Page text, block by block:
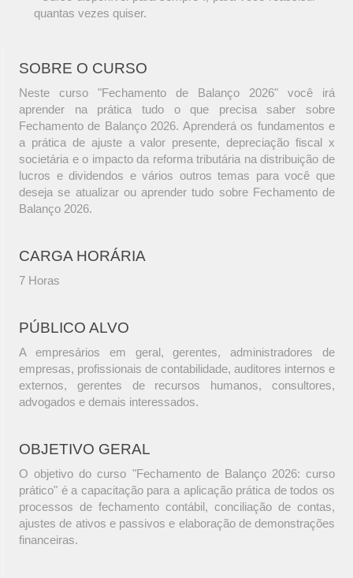
quantas vezes quiser.
SOBRE O CURSO
Neste curso "Fechamento de Balanço 2026" você irá
aprender na prática tudo o que precisa saber sobre
Fechamento de Balanço 2026. Aprenderá os fundamentos e
a prática de ajuste a valor presente, depreciação fiscal x
societária e o impacto da reforma tributária na distribuição de
lucros e dividendos e vários outros temas para você que
deseja se atualizar ou aprender tudo sobre Fechamento de
Balanço 2026.
CARGA HORÁRIA
7 Horas
PÚBLICO ALVO
A empresários em geral, gerentes, administradores de
empresas, profissionais de contabilidade, auditores internos e
externos, gerentes de recursos humanos, consultores,
advogados e demais interessados.
OBJETIVO GERAL
O objetivo do curso "Fechamento de Balanço 2026: curso
prático" é a capacitação para a aplicação prática de todos os
processos de fechamento contábil, conciliação de contas,
ajustes de ativos e passivos e elaboração de demonstrações
financeiras.